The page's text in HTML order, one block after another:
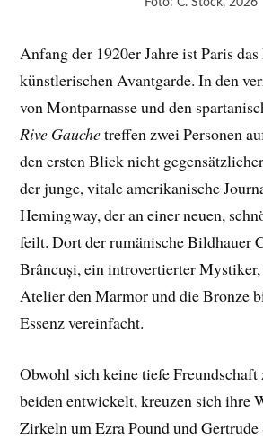
Anfang der 1920er Jahre ist Paris
künstlerischen Avantgarde. In den
von Montparnasse und den
Rive Gauchetreffen zwei Personen
den ersten Blick nicht
der junge, vitale amerikanische
Hemingway, der an einer neuen,
feilt. Dort der rumänische Bildhauer
Brâncuși, ein introvertierter
Atelier den Marmor und die Bronze
Essenz vereinfacht.
Obwohl sich keine tiefe Freundschaft
beiden entwickelt, kreuzen sich ihre
Zirkeln um Ezra Pound und